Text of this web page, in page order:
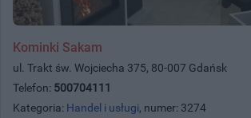
Kominki Sakam
ul. Trakt św. Wojciecha 375, 80-007 Gdańsk
Telefon: 500704111
Kategoria: Handel i usługi, numer: 3274